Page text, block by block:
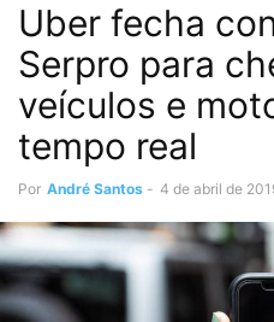
Uber fecha
Serpro para
veículos e
tempo real
Por André Santos - 4 de abril de